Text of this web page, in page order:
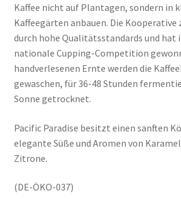
Kaffee nicht auf Plantagen, sondern in
Kaffeegärten anbauen. Die Kooperative
durch hohe Qualitätsstandards und hat
nationale Cupping-Competition
handverlesenen Ernte werden die
gewaschen, für 36-48 Stunden
Sonne getrocknet.
Pacific Paradise besitzt einen sanften
elegante Süße und Aromen von
Zitrone.
(DE-ÖKO-037)